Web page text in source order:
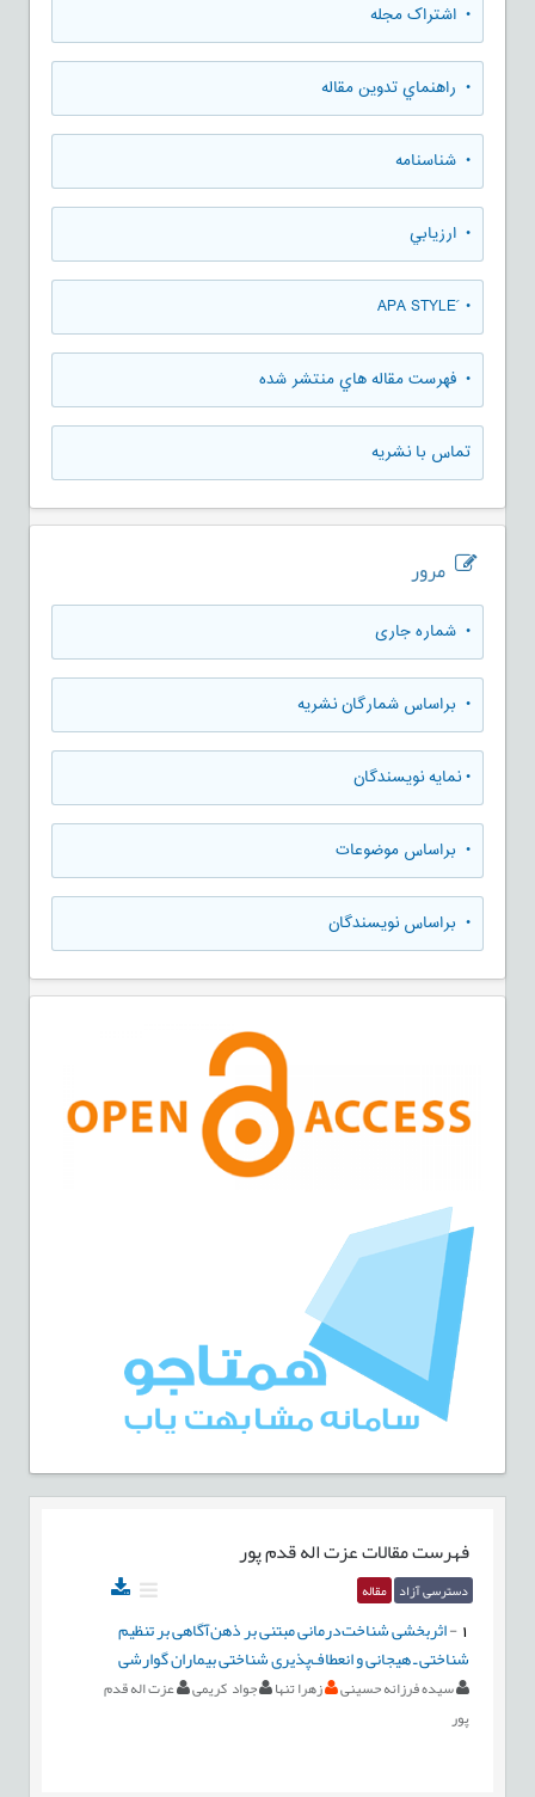
• اشتراک مجله
• راهنماي تدوين مقاله
• شناسنامه
• ارزيابي
• َAPA STYLE
• فهرست مقاله هاي منتشر شده
تماس با نشریه
مرور
• شماره جاری
• براساس شمارگان نشریه
•نمایه نویسندگان
• براساس موضوعات
• براساس نویسندگان
فهرست مقالاتعزت اله قدم پور
دسترسی آزاد مقاله
-اثربخشی شناخت‌درمانی مبتنی بر ذهن‌آگاهی بر تنظیم
شناختی ـ هیجانی و انعطاف‌پذیری شناختی بیماران گوارشی
سیده فرزانه حسینی زهرا تنها جواد کریمی
عزت اله قدم
پور